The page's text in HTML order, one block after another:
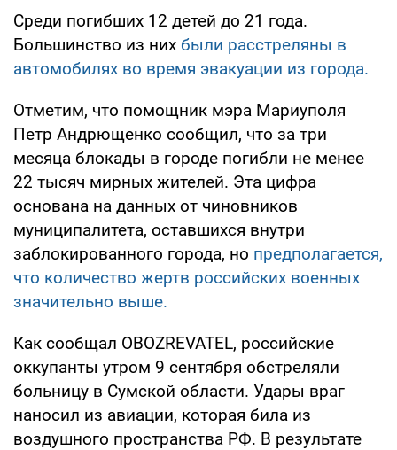
Среди погибших 12 детей до 21 года.
Большинство из них были расстреляны в
автомобилях во время эвакуации из города.
Отметим, что помощник мэра Мариуполя
Петр Андрющенко сообщил, что за три
месяца блокады в городе погибли не менее
22 тысяч мирных жителей. Эта цифра
основана на данных от чиновников
муниципалитета, оставшихся внутри
заблокированного города, но предполагается,
что количество жертв российских военных
значительно выше.
Как сообщал OBOZREVATEL, российские
оккупанты утром 9 сентября обстреляли
больницу в Сумской области. Удары враг
наносил из авиации, которая била из
воздушного пространства РФ. В результате